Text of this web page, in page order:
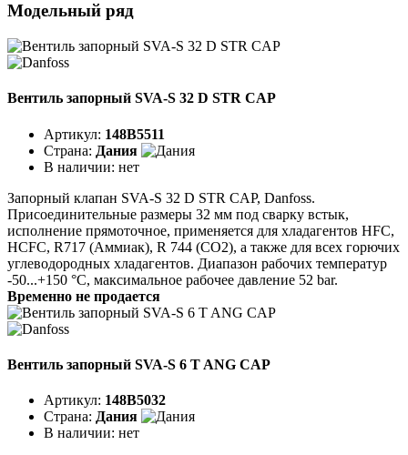
Модельный ряд
Вентиль запорный SVA-S 32 D STR CAP
Артикул: 148B5511
Страна: Дания
В наличии: нет
Запорный клапан SVA-S 32 D STR CAP, Danfoss.
Присоединительные размеры 32 мм под сварку встык,
исполнение прямоточное, применяется для хладагентов HFC,
HCFC, R717 (Аммиак), R 744 (CO2), а также для всех горючих
углеводородных хладагентов. Диапазон рабочих температур
-50...+150 °C, максимальное рабочее давление 52 bar.
Временно не продается
Вентиль запорный SVA-S 6 T ANG CAP
Артикул: 148B5032
Страна: Дания
В наличии: нет